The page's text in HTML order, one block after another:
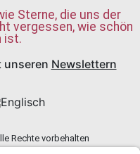
Sterne, die uns der
vergessen, wie schön
ist.
unseren Newslettern
Rechte vorbehalten